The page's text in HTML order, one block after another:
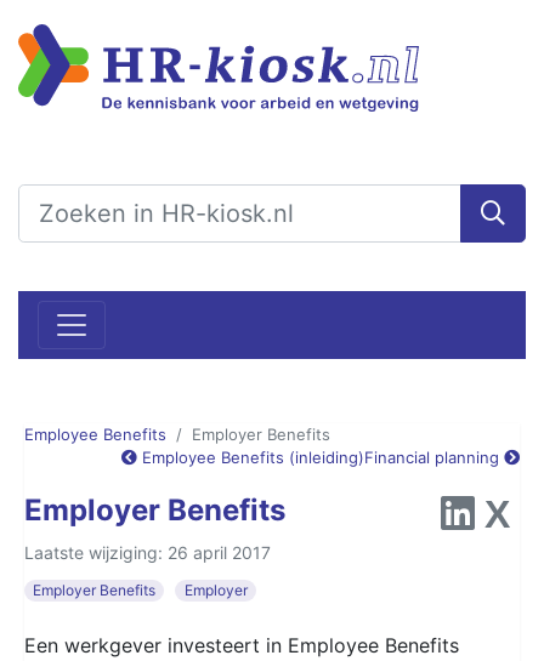
Employee Benefits
Employer Benefits
Employee Benefits (inleiding)Financial planning
Employer Benefits
Laatste wijziging: 26 april 2017
Employer Benefits Employer
Een werkgever investeert in Employee Benefits